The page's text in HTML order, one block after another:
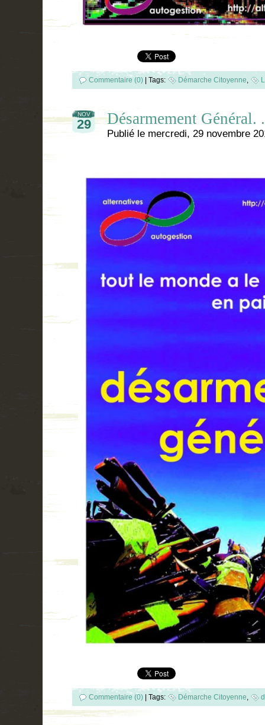
Commentaire (0) | Tags: Démarche Citoyenne
NOV
29 Désarmement Général.
Publié le mercredi, 29 novembre
Commentaire (0) | Tags: Démarche Citoyenne